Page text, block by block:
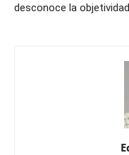
desconoce la objetividad